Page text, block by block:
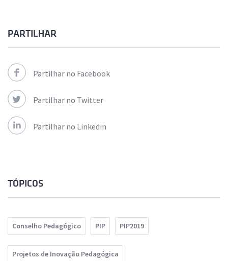
PARTILHAR
Partilhar no Facebook
Partilhar no Twitter
Partilhar no Linkedin
TÓPICOS
Conselho Pedagógico PIP PIP2019
Projetos de Inovação Pedagógica